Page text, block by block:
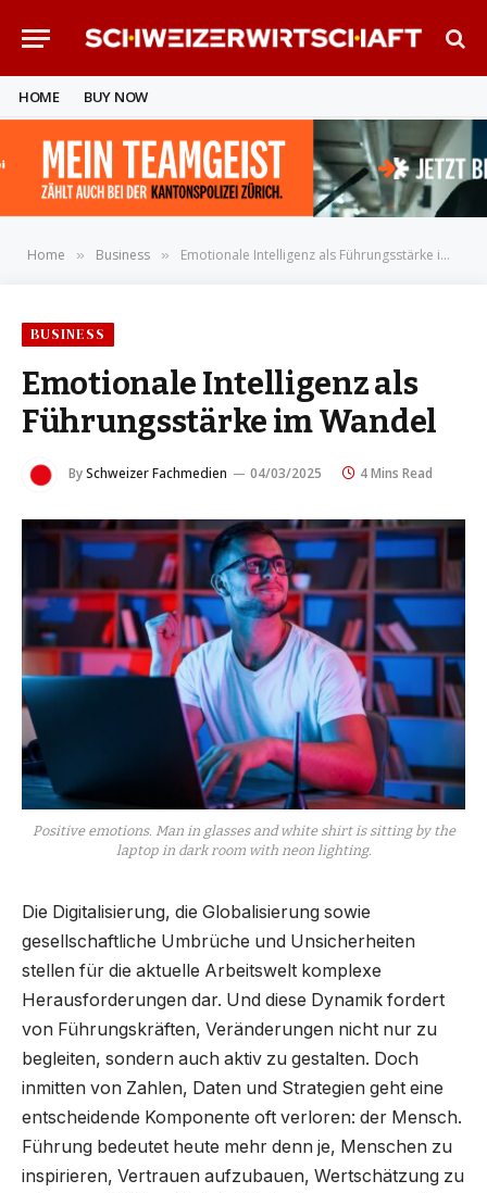
HOME BUY NOW
Home » Business » Emotionale Intelligenz als Führungsstärke im Wandel
BUSINESS
Emotionale Intelligenz als
Führungsstärke im Wandel
BySchweizer Fachmedien 04/03/2025 4 Mins Read
Positive emotions. Man in glasses and white shirt is sitting by the
laptop in dark room with neon lighting.
Die Digitalisierung, die Globalisierung sowie
gesellschaftliche Umbrüche und Unsicherheiten
stellen für die aktuelle Arbeitswelt komplexe
Herausforderungen dar. Und diese Dynamik fordert
von Führungskräften, Veränderungen nicht nur zu
begleiten, sondern auch aktiv zu gestalten. Doch
inmitten von Zahlen, Daten und Strategien geht eine
entscheidende Komponente oft verloren: der Mensch.
Führung bedeutet heute mehr denn je, Menschen zu
inspirieren, Vertrauen aufzubauen, Wertschätzung zu